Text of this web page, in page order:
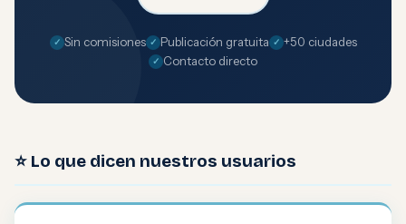
Sin comisiones Publicación gratuita
+50 ciudades
Contacto directo
⭐ Lo que dicen nuestros usuarios